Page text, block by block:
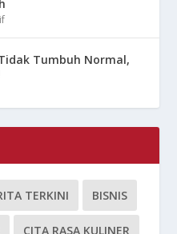
Tumbuh Normal,
TERKINI BISNIS
CITA RASA KULINER